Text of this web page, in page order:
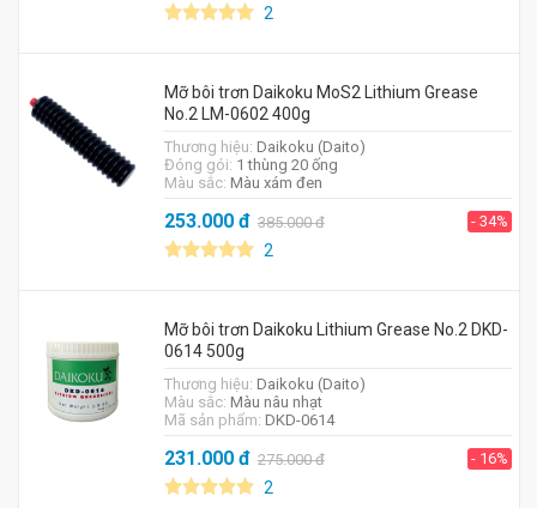
2
Mỡ bôi trơn Daikoku MoS2 Lithium Grease
No.2 LM-0602 400g
Thương hiệu: Daikoku (Daito)
Đóng gói: 1 thùng 20 ống
Màu sắc: Màu xám đen
253.000đ 385.000đ - 34%
2
Mỡ bôi trơn Daikoku Lithium Grease No.2 DKD-
0614 500g
Thương hiệu: Daikoku (Daito)
Màu sắc: Màu nâu nhạt
Mã sản phẩm: DKD-0614
231.000đ 275.000đ - 16%
2